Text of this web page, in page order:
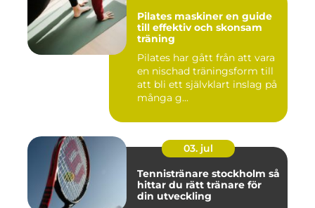
Pilates maskiner en guide
till effektiv och skonsam
träning
Pilates har gått från att vara
en nischad träningsform till
att bli ett självklart inslag på
många g...
03. jul
Tennistränare stockholm så
hittar du rätt tränare för
din utveckling